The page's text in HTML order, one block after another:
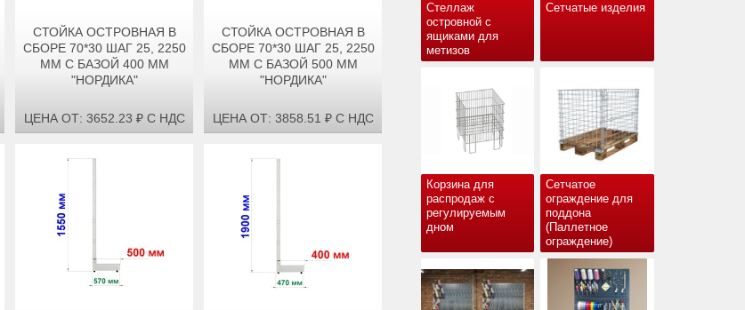
Стеллаж
островной с
ящиками для
метизов
Сетчатые изделия
Корзина для
распродаж с
регулируемым
дном
Сетчатое
ограждение для
поддона
(Паллетное
ограждение)
СТОЙКА ОСТРОВНАЯ В
СБОРЕ 70*30 ШАГ 25, 2250
ММ С БАЗОЙ 400 ММ
"НОРДИКА"
ЦЕНА ОТ: 3652.23 ₽ С НДС
СТОЙКА ОСТРОВНАЯ В
СБОРЕ 70*30 ШАГ 25, 2250
ММ С БАЗОЙ 500 ММ
"НОРДИКА"
ЦЕНА ОТ: 3858.51 ₽ С НДС